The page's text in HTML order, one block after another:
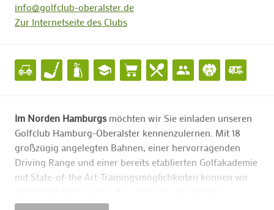
info@golfclub-oberalster.de
Zur Internetseite des Clubs
Im Norden Hamburgsmöchten wir Sie einladen unseren
Golfclub Hamburg-Oberalster kennenzulernen. Mit 18
großzügig angelegten Bahnen, einer hervorragenden
Driving Range und einer bereits etablierten Golfakademie
mit State-of-the Art-Trainingsmöglichkeiten können wir
Golfanlagen in Norddeutschland entstanden ist.